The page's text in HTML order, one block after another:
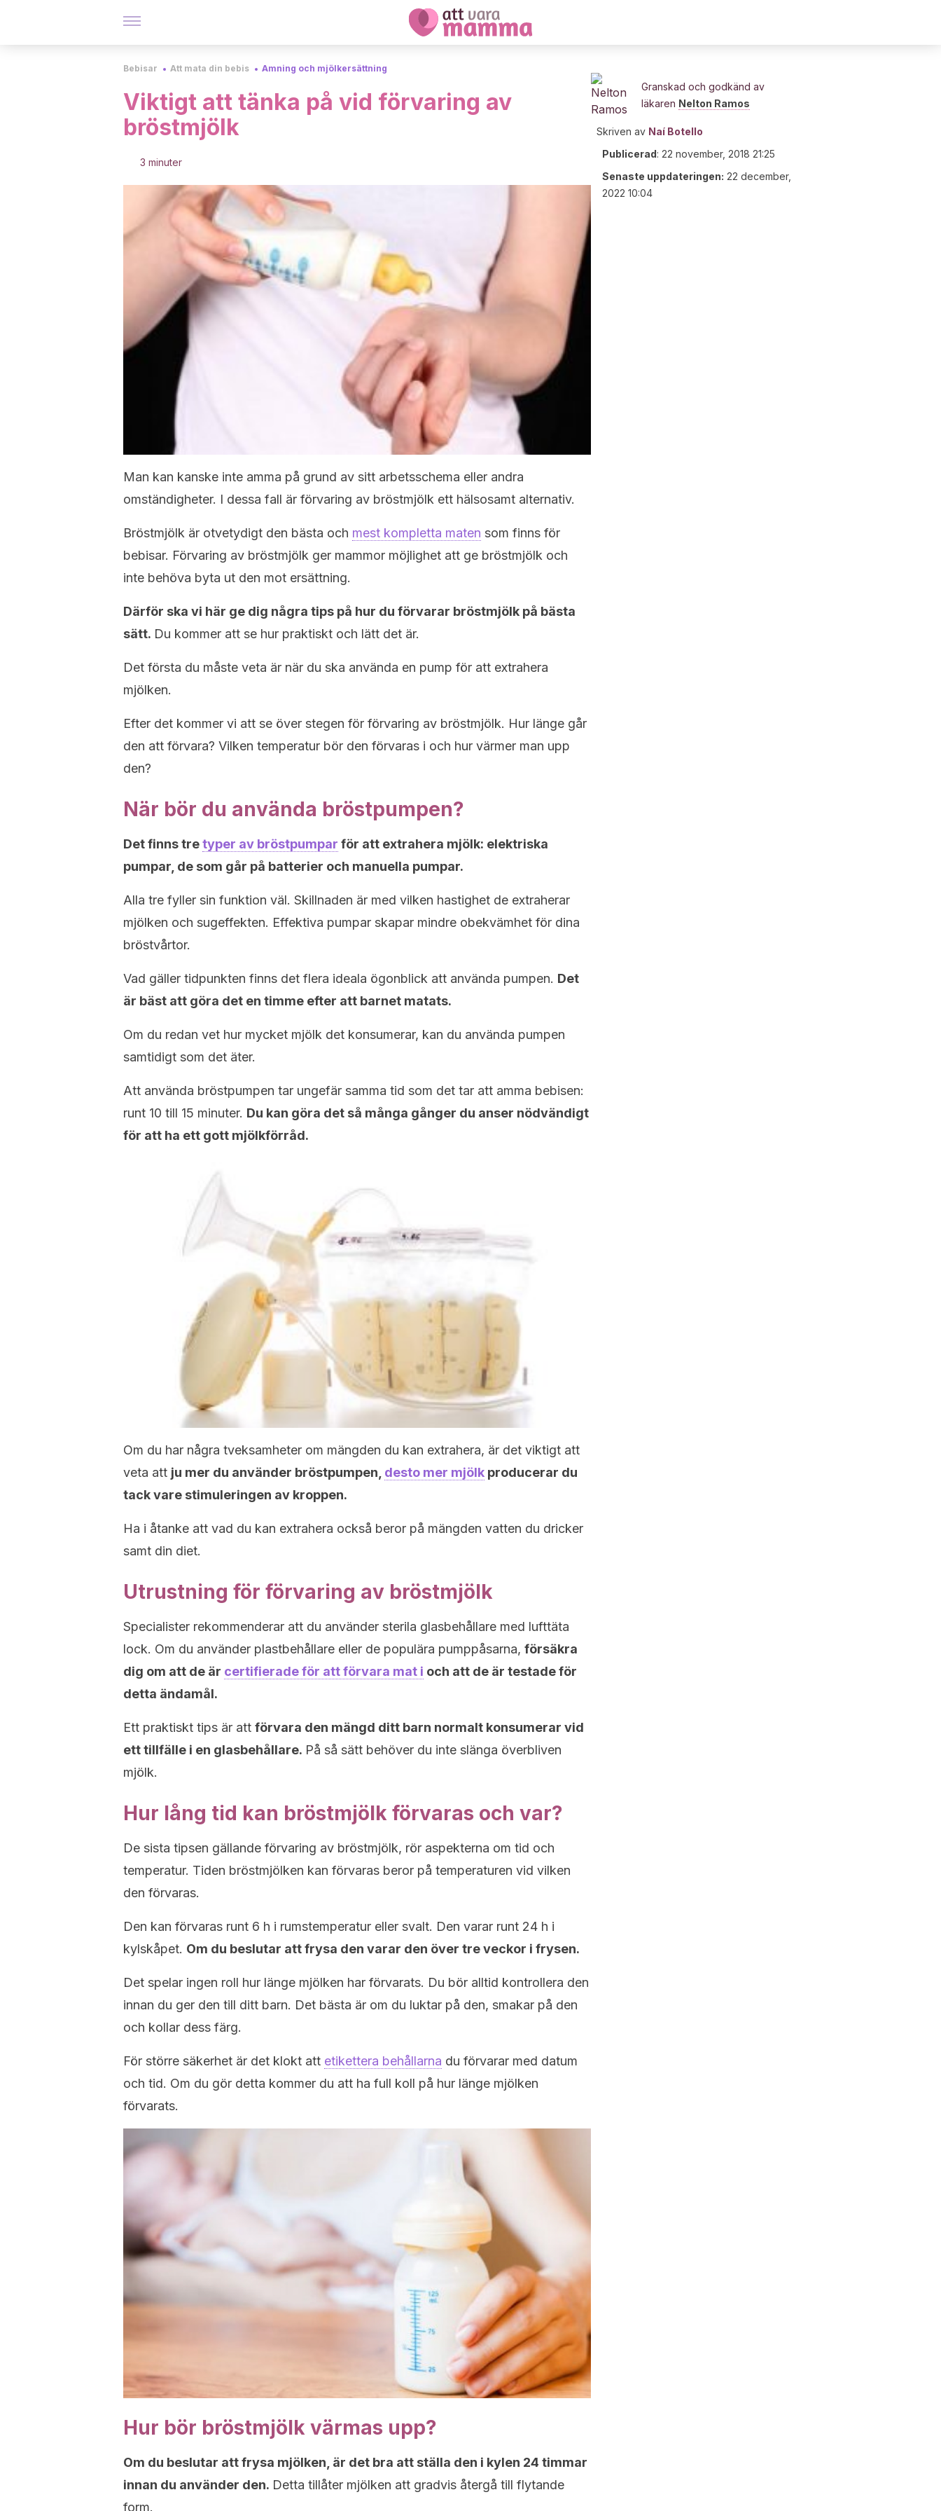
Bebisar Att mata din bebis Amning och mjölkersättning
Viktigt att tänka på vid förvaring av
bröstmjölk
3 minuter
Man kan kanske inte amma på grund av sitt arbetsschema eller andra
omständigheter. I dessa fall är förvaring av bröstmjölk ett hälsosamt alternativ.
Bröstmjölk är otvetydigt den bästa och mest kompletta maten som finns för
bebisar. Förvaring av bröstmjölk ger mammor möjlighet att ge bröstmjölk och
inte behöva byta ut den mot ersättning.
Därför ska vi här ge dig några tips på hur du förvarar bröstmjölk på bästa
sätt. Du kommer att se hur praktiskt och lätt det är.
Det första du måste veta är när du ska använda en pump för att extrahera
mjölken.
Efter det kommer vi att se över stegen för förvaring av bröstmjölk. Hur länge går
den att förvara? Vilken temperatur bör den förvaras i och hur värmer man upp
den?
När bör du använda bröstpumpen?
Det finns tretyper av bröstpumpar för att extrahera mjölk: elektriska
pumpar, de som går på batterier och manuella pumpar.
Alla tre fyller sin funktion väl. Skillnaden är med vilken hastighet de extraherar
mjölken och sugeffekten. Effektiva pumpar skapar mindre obekvämhet för dina
bröstvårtor.
Vad gäller tidpunkten finns det flera ideala ögonblick att använda pumpen. Det
är bäst att göra det en timme efter att barnet matats.
Om du redan vet hur mycket mjölk det konsumerar, kan du använda pumpen
samtidigt som det äter.
Att använda bröstpumpen tar ungefär samma tid som det tar att amma bebisen:
runt 10 till 15 minuter. Du kan göra det så många gånger du anser nödvändigt
för att ha ett gott mjölkförråd.
Om du har några tveksamheter om mängden du kan extrahera, är det viktigt att
veta att ju mer du använder bröstpumpen, desto mer mjölk producerar du
tack vare stimuleringen av kroppen.
Ha i åtanke att vad du kan extrahera också beror på mängden vatten du dricker
samt din diet.
Utrustning för förvaring av bröstmjölk
Specialister rekommenderar att du använder sterila glasbehållare med lufttäta
lock. Om du använder plastbehållare eller de populära pumppåsarna, försäkra
dig om att de är certifierade för att förvara mat i och att de är testade för
detta ändamål.
Ett praktiskt tips är att förvara den mängd ditt barn normalt konsumerar vid
ett tillfälle i en glasbehållare. På så sätt behöver du inte slänga överbliven
mjölk.
Hur lång tid kan bröstmjölk förvaras och var?
De sista tipsen gällande förvaring av bröstmjölk, rör aspekterna om tid och
temperatur. Tiden bröstmjölken kan förvaras beror på temperaturen vid vilken
den förvaras.
Den kan förvaras runt 6 h i rumstemperatur eller svalt. Den varar runt 24 h i
kylskåpet. Om du beslutar att frysa den varar den över tre veckor i frysen.
Det spelar ingen roll hur länge mjölken har förvarats. Du bör alltid kontrollera den
innan du ger den till ditt barn. Det bästa är om du luktar på den, smakar på den
och kollar dess färg.
För större säkerhet är det klokt att etikettera behållarna du förvarar med datum
och tid. Om du gör detta kommer du att ha full koll på hur länge mjölken
förvarats.
Hur bör bröstmjölk värmas upp?
Om du beslutar att frysa mjölken, är det bra att ställa den i kylen 24 timmar
innan du använder den. Detta tillåter mjölken att gradvis återgå till flytande
form.
Granskad och godkänd av
läkaren Nelton Ramos
Skriven av Naí Botello
Publicerad: 22 november, 2018 21:25
Senaste uppdateringen: 22 december,
2022 10:04